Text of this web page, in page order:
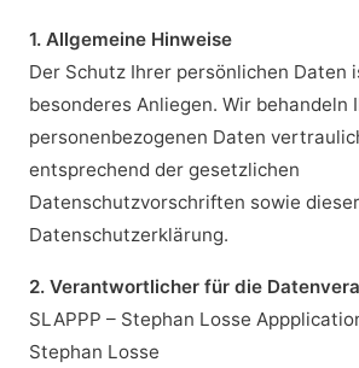
1. Allgemeine Hinweise
Der Schutz Ihrer persönlichen Daten
besonderes Anliegen. Wir behandeln
personenbezogenen Daten
entsprechend der gesetzlichen
Datenschutzvorschriften sowie dieser
Datenschutzerklärung.
2. Verantwortlicher für die
SLAPPP – Stephan Losse
Stephan Losse